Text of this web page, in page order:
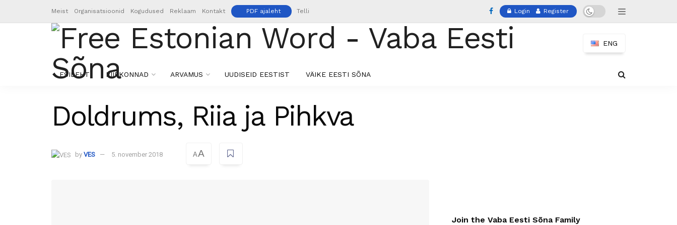
Meist Organisatsioonid Kogudused Reklaam Kontakt PDF ajaleht Telli Login Register
ENG
ESILEHT PIIRKONNAD ARVAMUS UUDISEID EESTIST VÄIKE EESTI SÕNA
Doldrums, Riia ja Pihkva
by VES 5. november 2018 AA
Join the Vaba Eesti Sõna Family